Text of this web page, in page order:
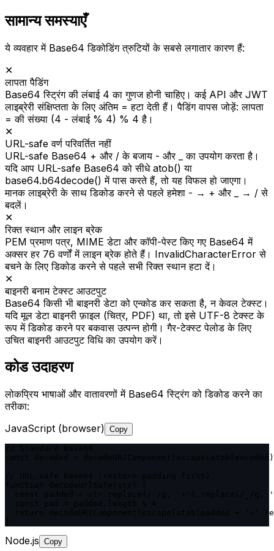
सामान्य समस्याएँ
ये व्यवहार में Base64 डिकोडिंग त्रुटियों के सबसे लगातार कारण हैं:
✕
लापता पैडिंग
Base64 स्ट्रिंग की लंबाई 4 का गुणज होनी चाहिए। कई API और JWT
लाइब्रेरी संक्षिप्तता के लिए अंतिम = हटा देती हैं। पैडिंग वापस जोड़ें: लापता
= की संख्या (4 - लंबाई % 4) % 4 है।
✕
URL-safe वर्ण परिवर्तित नहीं
URL-safe Base64 + और / के बजाय - और _ का उपयोग करता है।
यदि आप URL-safe Base64 को सीधे atob() या
base64.b64decode() में पास करते हैं, तो यह विफल हो जाएगा।
मानक लाइब्रेरी के साथ डिकोड करने से पहले हमेशा - → + और _ → / से
बदलें।
✕
रिक्त स्थान और लाइन ब्रेक
PEM प्रमाण पत्र, MIME डेटा और कॉपी-पेस्ट किए गए Base64 में
अक्सर हर 76 वर्णों में लाइन ब्रेक होते हैं। InvalidCharacterError से
बचने के लिए डिकोड करने से पहले सभी रिक्त स्थान हटा दें।
✕
बाइनरी बनाम टेक्स्ट आउटपुट
Base64 किसी भी बाइनरी डेटा को एन्कोड कर सकता है, न केवल टेक्स्ट।
यदि मूल डेटा बाइनरी फ़ाइल (चित्र, PDF) था, तो इसे UTF-8 टेक्स्ट के
रूप में डिकोड करने पर बकवास उत्पन्न होगी। गैर-टेक्स्ट पेलोड के लिए
उचित बाइनरी आउटपुट विधि का उपयोग करें।
कोड उदाहरण
लोकप्रिय भाषाओं और वातावरणों में Base64 स्ट्रिंग को डिकोड करने का
तरीका:
JavaScript (browser) Copy
const decoded =
const padded = str.replace(/-/g, '+').replace(/_/g,
return decodeURIComponent(escape(atob(padded +
Node.js Copy